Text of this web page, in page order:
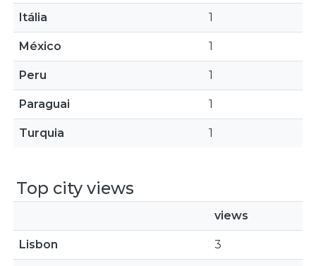
Itália 1
México 1
Peru 1
Paraguai 1
Turquia 1
Top city views
views
Lisbon 3